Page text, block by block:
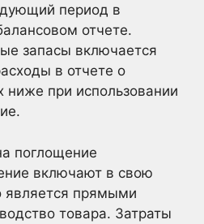
период в
отчете.
запасы включается
в отчете о
ниже при использовании
поглощение
включают в свою
является прямыми
товара. Затраты